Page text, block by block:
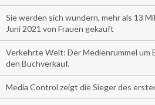
Sie werden sich wundern, mehr als 13
Juni 2021 von Frauen gekauft
Verkehrte Welt: Der Medienrummel um
den Buchverkauf.
Media Control zeigt die Sieger des